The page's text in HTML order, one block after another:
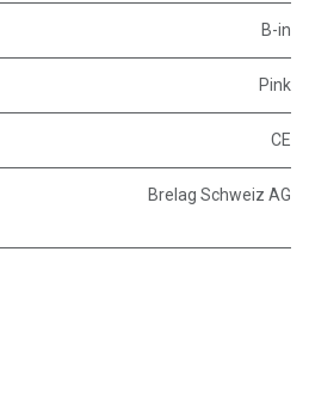
B-in
Pink
CE
Brelag Schweiz AG